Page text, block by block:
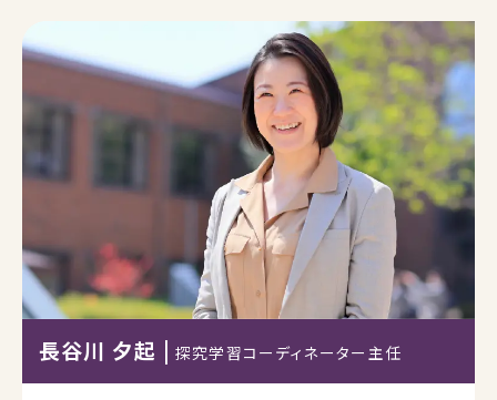
長谷川 夕起 | 探究学習コーディネーター主任